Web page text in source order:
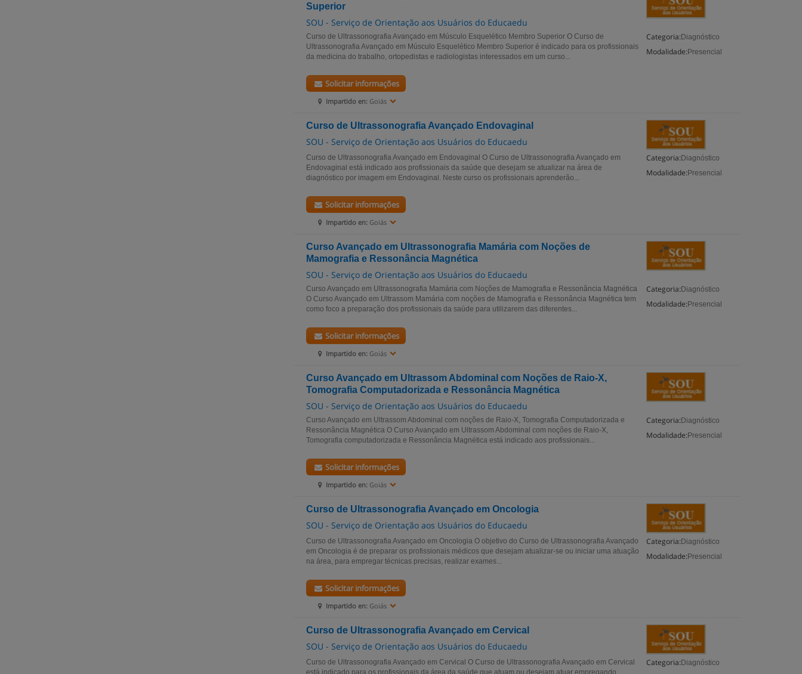
Superior
SOU - Serviço de Orientação aos Usuários do Educaedu
Categoria: Diagnóstico
Modalidade: Presencial
Curso de Ultrassonografia Avançado em Músculo Esquelético Membro Superior O Curso de
Ultrassonografia Avançado em Músculo Esquelético Membro Superior é indicado para os profissionais
da medicina do trabalho, ortopedistas e radiologistas interessados em um curso...
Impartido en: Goiás
Solicitar informações
Curso de Ultrassonografia Avançado Endovaginal
SOU - Serviço de Orientação aos Usuários do Educaedu
Categoria: Diagnóstico
Modalidade: Presencial
Curso de Ultrassonografia Avançado em Endovaginal O Curso de Ultrassonografia Avançado em
Endovaginal está indicado aos profissionais da saúde que desejam se atualizar na área de
diagnóstico por imagem em Endovaginal. Neste curso os profissionais aprenderão...
Impartido en: Goiás
Solicitar informações
Curso Avançado em Ultrassonografia Mamária com Noções de
Mamografia e Ressonância Magnética
SOU - Serviço de Orientação aos Usuários do Educaedu
Categoria: Diagnóstico
Modalidade: Presencial
Curso Avançado em Ultrassonografia Mamária com Noções de Mamografia e Ressonância Magnética
O Curso Avançado em Ultrassom Mamária com noções de Mamografia e Ressonância Magnética tem
como foco a preparação dos profissionais da saúde para utilizarem das diferentes...
Impartido en: Goiás
Solicitar informações
Curso Avançado em Ultrassom Abdominal com Noções de Raio-X,
Tomografia Computadorizada e Ressonância Magnética
SOU - Serviço de Orientação aos Usuários do Educaedu
Categoria: Diagnóstico
Modalidade: Presencial
Curso Avançado em Ultrassom Abdominal com noções de Raio-X, Tomografia Computadorizada e
Ressonância Magnética O Curso Avançado em Ultrassom Abdominal com noções de Raio-X,
Tomografia computadorizada e Ressonância Magnética está indicado aos profissionais...
Impartido en: Goiás
Solicitar informações
Curso de Ultrassonografia Avançado em Oncologia
SOU - Serviço de Orientação aos Usuários do Educaedu
Categoria: Diagnóstico
Modalidade: Presencial
Curso de Ultrassonografia Avançado em Oncologia O objetivo do Curso de Ultrassonografia Avançado
em Oncologia é de preparar os profissionais médicos que desejam atualizar-se ou iniciar uma atuação
na área, para empregar técnicas precisas, realizar exames...
Impartido en: Goiás
Solicitar informações
Curso de Ultrassonografia Avançado em Cervical
SOU - Serviço de Orientação aos Usuários do Educaedu
Categoria: Diagnóstico
Curso de Ultrassonografia Avançado em Cervical O Curso de Ultrassonografia Avançado em Cervical
está indicado para os profissionais da área da saúde que atuam ou desejam atuar empregando